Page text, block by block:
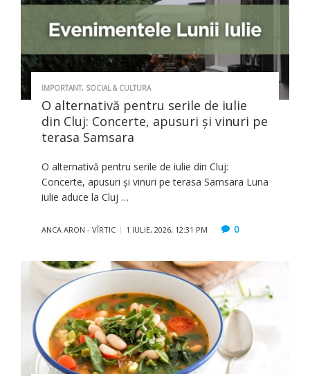
IMPORTANT, SOCIAL & CULTURA
O alternativă pentru serile de iulie
din Cluj: Concerte, apusuri și vinuri pe
terasa Samsara
O alternativă pentru serile de iulie din Cluj:
Concerte, apusuri și vinuri pe terasa Samsara Luna
iulie aduce la Cluj …
ANCA ARON - VÎRTIC 1 IULIE, 2026, 12:31 PM 0